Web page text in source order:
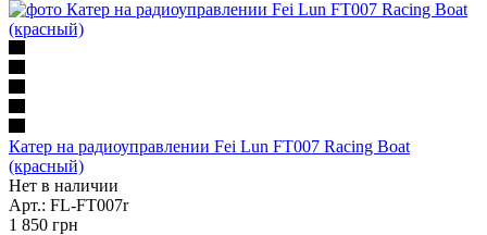
Катер на радиоуправлении Fei Lun FT007 Racing Boat
(красный)
Нет в наличии
Арт.: FL-FT007r
1 850 грн